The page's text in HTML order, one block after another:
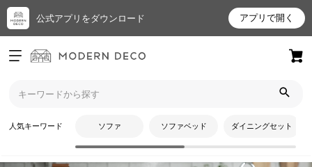
公式アプリをダウンロード アプリで開く
ログイン
新規会員登録
お
人気キーワード ソファ ソファベッド ダイニングセット